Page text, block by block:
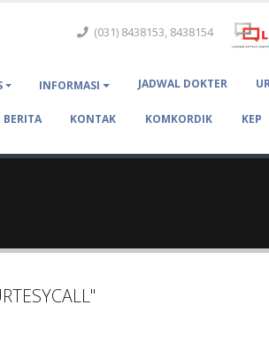
(031) 8438153, 8438154
INFORMASI JADWAL DOKTER
BERITA KONTAK KOMKORDIK KEP